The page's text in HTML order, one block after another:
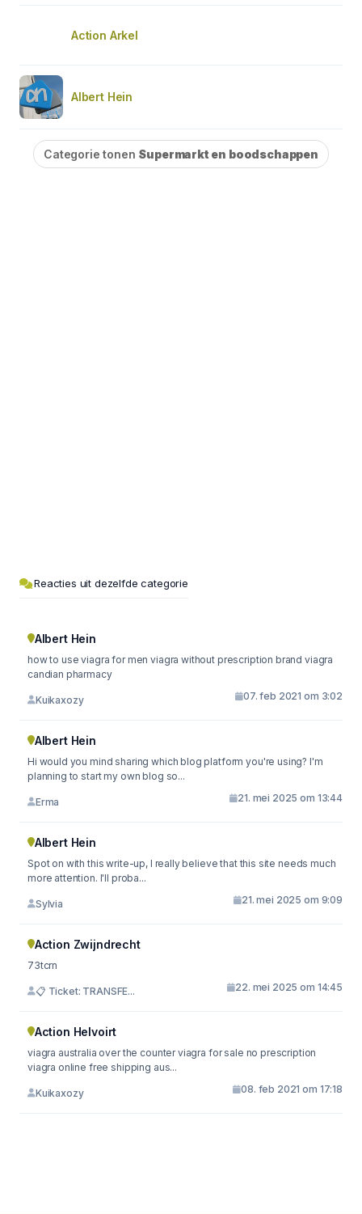
Action Arkel
Albert Hein
Categorie tonen Supermarkt en boodschappen
Reacties uit dezelfde categorie
Albert Hein
how to use viagra for men viagra without prescription brand viagra
candian pharmacy
Kuikaxozy 07. feb 2021 om 3:02
Albert Hein
Hi would you mind sharing which blog platform you're using? I'm
planning to start my own blog so...
Erma 21. mei 2025 om 13:44
Albert Hein
Spot on with this write-up, I really believe that this site needs much
more attention. I'll proba...
Sylvia 21. mei 2025 om 9:09
Action Zwijndrecht
73tcrn
📋 Ticket: TRANSFE... 22. mei 2025 om 14:45
Action Helvoirt
viagra australia over the counter viagra for sale no prescription
viagra online free shipping aus...
Kuikaxozy 08. feb 2021 om 17:18